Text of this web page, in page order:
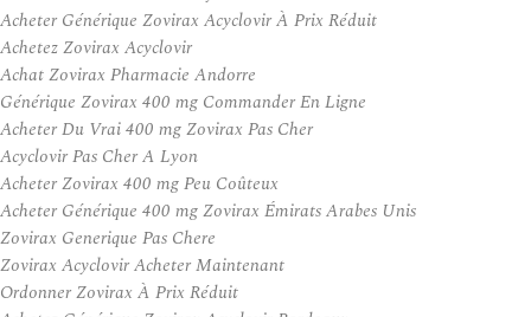
Acheter Générique Zovirax Acyclovir À Prix Réduit
Achetez Zovirax Acyclovir
Achat Zovirax Pharmacie Andorre
Générique Zovirax 400 mg Commander En Ligne
Acheter Du Vrai 400 mg Zovirax Pas Cher
Acyclovir Pas Cher A Lyon
Acheter Zovirax 400 mg Peu Coûteux
Acheter Générique 400 mg Zovirax Émirats Arabes Unis
Zovirax Generique Pas Chere
Zovirax Acyclovir Acheter Maintenant
Ordonner Zovirax À Prix Réduit